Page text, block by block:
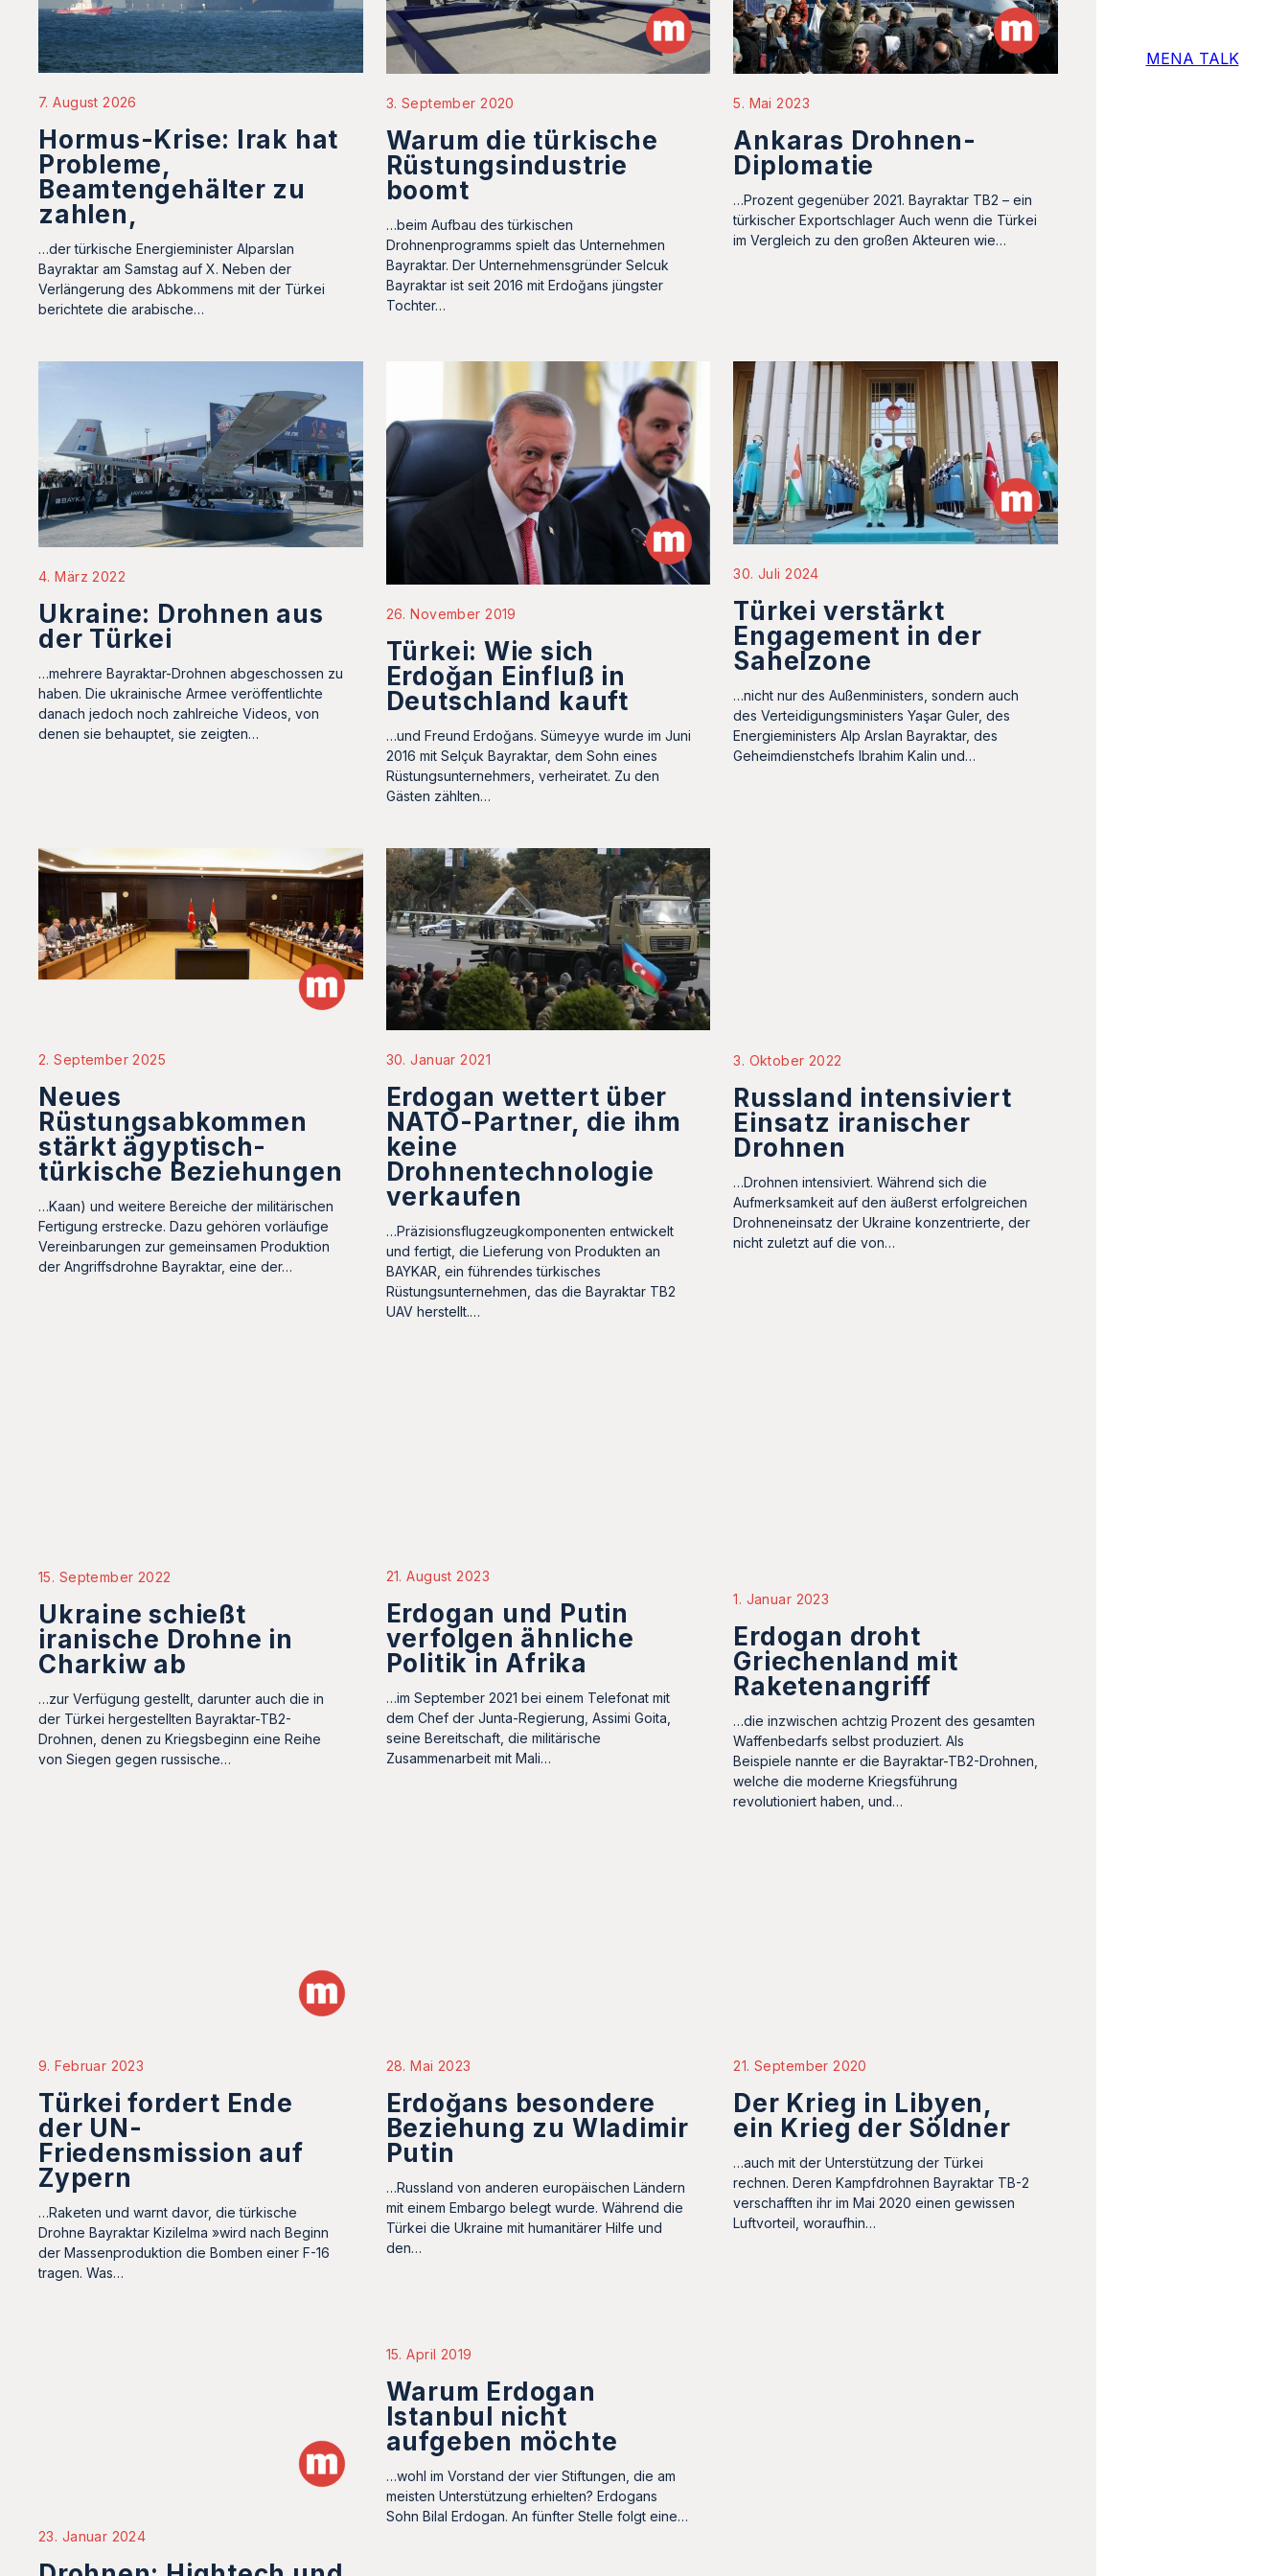
7. August 2026
Hormus-Krise: Irak hat
Probleme,
Beamtengehälter zu
zahlen,
…der türkische Energieminister Alparslan
Bayraktar am Samstag auf X. Neben der
Verlängerung des Abkommens mit der Türkei
berichtete die arabische…
3. September 2020
Warum die türkische
Rüstungsindustrie
boomt
…beim Aufbau des türkischen
Drohnenprogramms spielt das Unternehmen
Bayraktar. Der Unternehmensgründer Selcuk
Bayraktar ist seit 2016 mit Erdoğans jüngster
Tochter…
5. Mai 2023
Ankaras Drohnen-
Diplomatie
…Prozent gegenüber 2021. Bayraktar TB2 – ein
türkischer Exportschlager Auch wenn die Türkei
im Vergleich zu den großen Akteuren wie…
4. März 2022
Ukraine: Drohnen aus
der Türkei
…mehrere Bayraktar-Drohnen abgeschossen zu
haben. Die ukrainische Armee veröffentlichte
danach jedoch noch zahlreiche Videos, von
denen sie behauptet, sie zeigten…
26. November 2019
Türkei: Wie sich
Erdoǧan Einfluß in
Deutschland kauft
…und Freund Erdoǧans. Sümeyye wurde im Juni
2016 mit Selçuk Bayraktar, dem Sohn eines
Rüstungsunternehmers, verheiratet. Zu den
Gästen zählten…
30. Juli 2024
Türkei verstärkt
Engagement in der
Sahelzone
…nicht nur des Außenministers, sondern auch
des Verteidigungsministers Yaşar Guler, des
Energieministers Alp Arslan Bayraktar, des
Geheimdienstchefs Ibrahim Kalin und…
2. September 2025
Neues
Rüstungsabkommen
stärkt ägyptisch-
türkische Beziehungen
…Kaan) und weitere Bereiche der militärischen
Fertigung erstrecke. Dazu gehören vorläufige
Vereinbarungen zur gemeinsamen Produktion
der Angriffsdrohne Bayraktar, eine der…
30. Januar 2021
Erdogan wettert über
NATO-Partner, die ihm
keine
Drohnentechnologie
verkaufen
…Präzisionsflugzeugkomponenten entwickelt
und fertigt, die Lieferung von Produkten an
BAYKAR, ein führendes türkisches
Rüstungsunternehmen, das die Bayraktar TB2
UAV herstellt.…
3. Oktober 2022
Russland intensiviert
Einsatz iranischer
Drohnen
…Drohnen intensiviert. Während sich die
Aufmerksamkeit auf den äußerst erfolgreichen
Drohneneinsatz der Ukraine konzentrierte, der
nicht zuletzt auf die von…
15. September 2022
Ukraine schießt
iranische Drohne in
Charkiw ab
…zur Verfügung gestellt, darunter auch die in
der Türkei hergestellten Bayraktar-TB2-
Drohnen, denen zu Kriegsbeginn eine Reihe
von Siegen gegen russische…
21. August 2023
Erdogan und Putin
verfolgen ähnliche
Politik in Afrika
…im September 2021 bei einem Telefonat mit
dem Chef der Junta-Regierung, Assimi Goita,
seine Bereitschaft, die militärische
Zusammenarbeit mit Mali…
1. Januar 2023
Erdogan droht
Griechenland mit
Raketenangriff
…die inzwischen achtzig Prozent des gesamten
Waffenbedarfs selbst produziert. Als
Beispiele nannte er die Bayraktar-TB2-Drohnen,
welche die moderne Kriegsführung
revolutioniert haben, und…
9. Februar 2023
Türkei fordert Ende
der UN-
Friedensmission auf
Zypern
…Raketen und warnt davor, die türkische
Drohne Bayraktar Kizilelma »wird nach Beginn
der Massenproduktion die Bomben einer F-16
tragen. Was…
28. Mai 2023
Erdoğans besondere
Beziehung zu Wladimir
Putin
…Russland von anderen europäischen Ländern
mit einem Embargo belegt wurde. Während die
Türkei die Ukraine mit humanitärer Hilfe und
den…
21. September 2020
Der Krieg in Libyen,
ein Krieg der Söldner
…auch mit der Unterstützung der Türkei
rechnen. Deren Kampfdrohnen Bayraktar TB-2
verschafften ihr im Mai 2020 einen gewissen
Luftvorteil, woraufhin…
23. Januar 2024
15. April 2019
Warum Erdogan
Istanbul nicht
aufgeben möchte
…wohl im Vorstand der vier Stiftungen, die am
meisten Unterstützung erhielten? Erdogans
Sohn Bilal Erdogan. An fünfter Stelle folgt eine…
MENA TALK